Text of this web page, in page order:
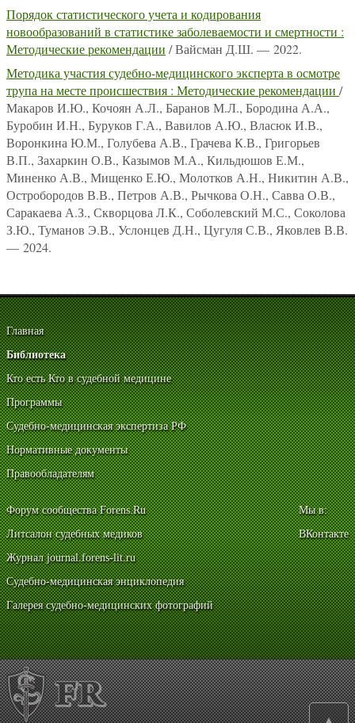
Порядок статистического учета и кодирования
новообразований в статистике заболеваемости и смертности :
Методические рекомендации / Вайсман Д.Ш. — 2022.
Методика участия судебно-медицинского эксперта в осмотре
трупа на месте происшествия : Методические рекомендации /
Макаров И.Ю., Кочоян А.Л., Баранов М.Л., Бородина А.А.,
Буробин И.Н., Буруков Г.А., Вавилов А.Ю., Власюк И.В.,
Воронкина Ю.М., Голубева А.В., Грачева К.В., Григорьев
В.П., Захаркин О.В., Казымов М.А., Кильдюшов Е.М.,
Миненко А.В., Мищенко Е.Ю., Молотков А.Н., Никитин А.В.,
Остробородов В.В., Петров А.В., Рычкова О.Н., Савва О.В.,
Саракаева А.З., Скворцова Л.К., Соболевский М.С., Соколова
З.Ю., Туманов Э.В., Услонцев Д.Н., Цугуля С.В., Яковлев В.В.
— 2024.
Главная
Библиотека
Кто есть Кто в судебной медицине
Программы
Судебно-медицинская экспертиза РФ
Нормативные документы
Правообладателям
Форум сообщества Forens.Ru
Литсалон судебных медиков
Журнал journal.forens-lit.ru
Судебно-медицинская энциклопедия
Галерея судебно-медицинских фотографий
Мы в:
ВКонтакте